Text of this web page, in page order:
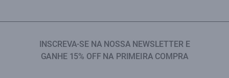
INSCREVA-SE NA NOSSA NEWSLETTER E
GANHE 15% OFF NA PRIMEIRA COMPRA